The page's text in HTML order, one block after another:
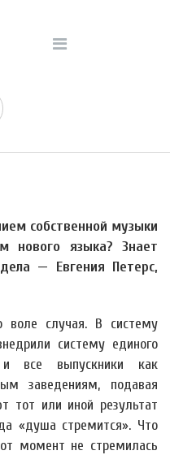
собственной музыки
нового языка? Знает
— Евгения Петерс,
случая. В систему
систему единого
и все выпускники как
заведениям, подавая
тот или иной результат
«душа стремится». Что
момент не стремилась